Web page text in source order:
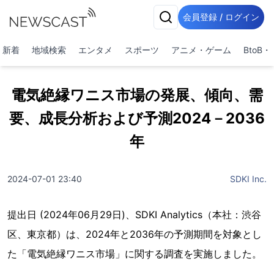
会員登録 / ログイン
新着 地域検索 エンタメ スポーツ アニメ・ゲーム BtoB・
電気絶縁ワニス市場の発展、傾向、需
要、成長分析および予測2024－2036
年
2024-07-01 23:40 SDKI Inc.
提出日 (2024年06月29日)、SDKI Analytics（本社：渋谷
区、東京都）は、2024年と2036年の予測期間を対象とし
た「電気絶縁ワニス市場」に関する調査を実施しました。